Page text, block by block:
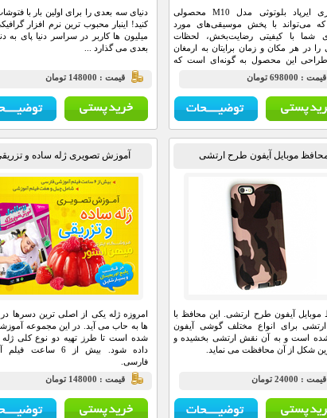
هندزفری ایرپاد بلوتوثی مدل M10 محصولی
می‌تواند با پخش موسیقی‌های مورد
شما با کیفیتی رضایت‌بخش، لحظات
در هر مکان و زمان برایتان به ارمغان
طراحی این محصول به گونه‌ای است که
بر داشتن زیبایی و جذابیت، متناسب با
گوش می‌باشد و هنگام استفاده‌ی
مدت موجب ایجاد خستگی و احساس
برای مصرف کنندگان نمی‌شود. طراحی
اصولی هندزفری بلوتوثی مدل M10 سبب شده
هنگام انجام فعالت های مختلف بطور
با خیالی آسوده از لذت کار با این هدفون
قيمت : 698000 تومان
دنیای سه بعدی را برای اولین بار با
کنید! اینبار محبوب ترین نرم افزار
میلیون ها کاربر در سراسر دنیا پای به
بعدی می گذارد ...
قيمت : 148000 تومان
موبایل آیفون طرح ارتشی
موبایل آیفون طرح ارتشی. این محافظ با
برای انواع مختلف گوشی آیفون
شده است و به آن نقش ارتشی بخشیده و
شکل از آن محافظت می نماید.
قيمت : 24000 تومان
آموزش تصویری ژله ساده و
امروزه ژله یکی از اصلی ترین دسرها
ها به حاب می آید. در این مجموعه
شده است تا طرز تهیه دو نوع کلی
داده شود. بیش از 6 ساعت
فارسی.
قيمت : 148000 تومان